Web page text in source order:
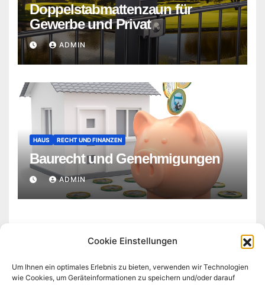
Cookie Einstellungen
Um Ihnen ein optimales Erlebnis zu bieten, verwenden wir Technologien
wie Cookies, um Geräteinformationen zu speichern und/oder darauf
Doppelstabmattenzaun für
Gewerbe und Privat
ADMIN
HAUS RECHT UND FINANZEN
Baurecht und Genehmigungen
ADMIN